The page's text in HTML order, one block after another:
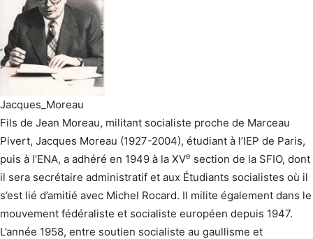
Jacques_Moreau
Fils de Jean Moreau, militant socialiste proche de Marceau
Pivert, Jacques Moreau (1927-2004), étudiant à l’IEP de Paris,
puis à l’ENA, a adhéré en 1949 à la XVe section de la SFIO, dont
il sera secrétaire administratif et aux Étudiants socialistes où il
s’est lié d’amitié avec Michel Rocard. Il milite également dans le
mouvement fédéraliste et socialiste européen depuis 1947.
L’année 1958, entre soutien socialiste au gaullisme et